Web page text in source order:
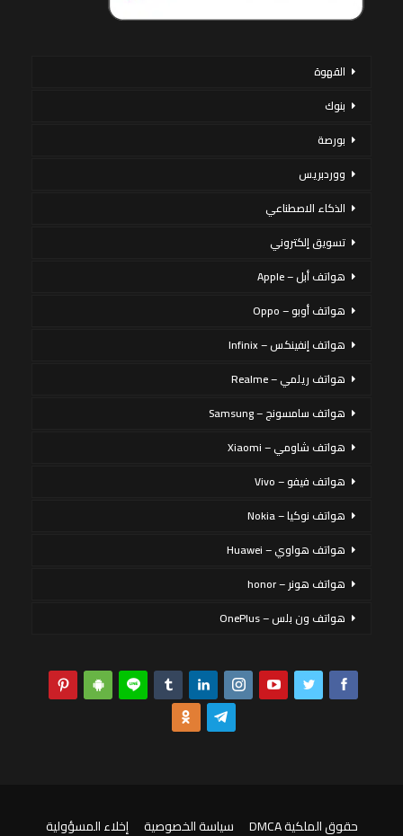
القهوة
بنوك
بورصة
ووردبريس
الذكاء الاصطناعي
تسويق إلكتروني
هواتف أبل – Apple
هواتف أوبو – Oppo
هواتف إنفينكس – Infinix
هواتف ريلمي – Realme
هواتف سامسونج – Samsung
هواتف شاومي – Xiaomi
هواتف فيفو – Vivo
هواتف نوكيا – Nokia
هواتف هواوي – Huawei
هواتف هونر – honor
هواتف ون بلس – OnePlus
حقوق الملكية DMCA سياسة الخصوصية إخلاء المسؤولية